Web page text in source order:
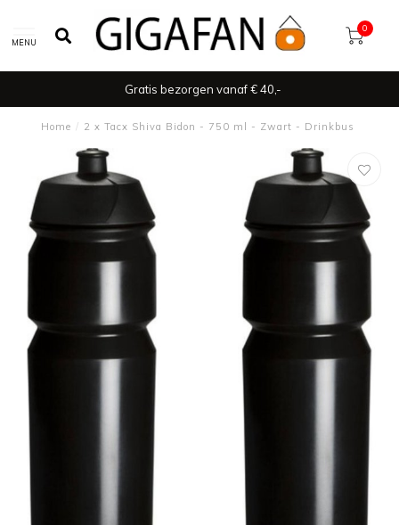
MENU
0
Gratis bezorgen vanaf € 40,-
Home / 2 x Tacx Shiva Bidon - 750 ml - Zwart - Drinkbus